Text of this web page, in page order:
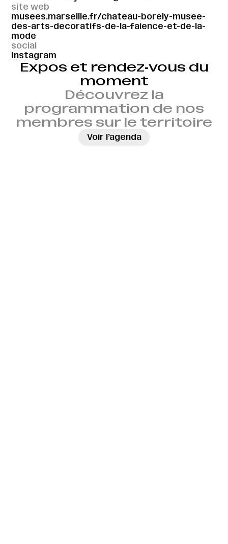
site web
musees.marseille.fr/chateau-borely-musee-
des-arts-decoratifs-de-la-faience-et-de-la-
mode
social
Instagram
Expos et rendez‑vous du
moment
Découvrez la
programmation de nos
membres sur le territoire
Voir l’agenda